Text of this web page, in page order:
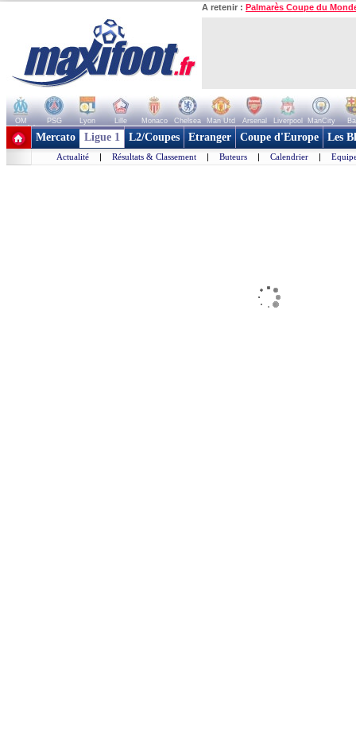
A retenir : Palmarès Coupe du
OM PSG Lyon Lille Monaco Chelsea Man Utd Arsenal Liverpool ManCity
+ de clubs
Mercato Ligue 1 L2/Coupes Etranger Coupe d'Europe Les
Actualité | Résultats & Classement | Buteurs | Calendrier |